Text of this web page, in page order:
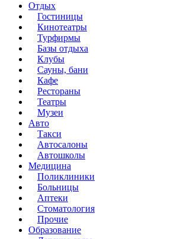
Отдых
Гостиницы
Кинотеатры
Турфирмы
Базы отдыха
Клубы
Сауны, бани
Кафе
Рестораны
Театры
Музеи
Авто
Такси
Автосалоны
Автошколы
Медицина
Поликлиники
Больницы
Аптеки
Стоматология
Прочие
Образование